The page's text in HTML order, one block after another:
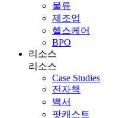
물류
제조업
헬스케어
BPO
리소스
리소스
Case Studies
전자책
백서
팟캐스트